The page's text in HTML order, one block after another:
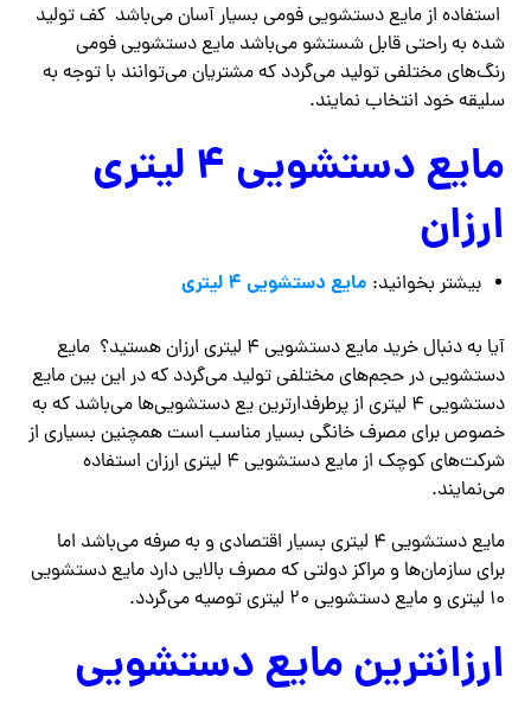
استفاده از مایع دستشویی فومی بسیار آسان می‌باشد کف تولید
شده به راحتی قابل شستشو می‌باشد مایع دستشویی فومی
رنگ‌های مختلفی تولید می‌گردد که مشتریان می‌توانند با توجه به
سلیقه خود انتخاب نمایند.
مایع دستشویی 4 لیتری
ارزان
بیشتر بخوانید: مایع دستشویی ۴ لیتری
آیا به دنبال خرید مایع دستشویی ۴ لیتری ارزان هستید؟ مایع
دستشویی در حجم‌های مختلفی تولید می‌گردد که در این بین مایع
دستشویی ۴ لیتری از پرطرفدارترین یع دستشویی‌ها می‌باشد که به
خصوص برای مصرف خانگی بسیار مناسب است همچنین بسیاری از
شرکت‌های کوچک از مایع دستشویی ۴ لیتری ارزان استفاده
می‌نمایند.
مایع دستشویی ۴ لیتری بسیار اقتصادی و به صرفه می‌باشد اما
برای سازمان‌ها و مراکز دولتی که مصرف بالایی دارد مایع دستشویی
۱۰ لیتری و مایع دستشویی ۲۰ لیتری توصیه می‌گردد.
ارزانترین مایع دستشویی